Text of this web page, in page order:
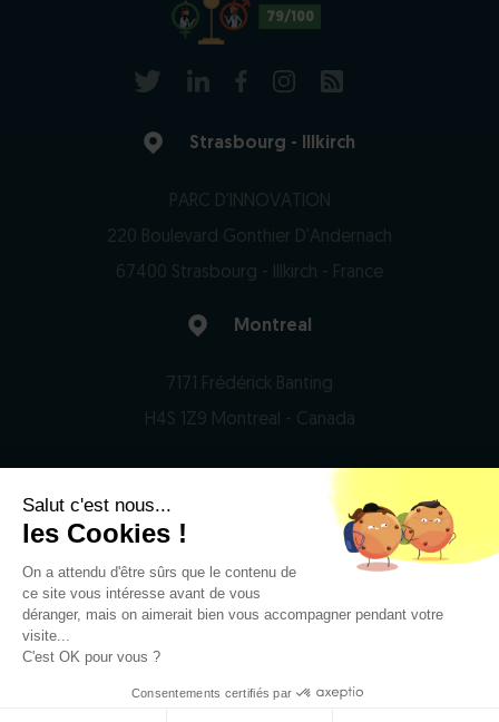
79/100
Strasbourg - Illkirch
PARC D'INNOVATION
220 Boulevard Gonthier D'Andernach
67400 Strasbourg - Illkirch - France
Montreal
7171 Frédérick Banting
H4S 1Z9 Montreal - Canada
© 2026 Domain Therapeutics - All rights reserved
Privacy Notice
Legal notices
Salut c'est nous...
les Cookies !
On a attendu d'être sûrs que le contenu de
ce site vous intéresse avant de vous
déranger, mais on aimerait bien vous accompagner pendant votre
visite...
C'est OK pour vous ?
Consentements certifiés par